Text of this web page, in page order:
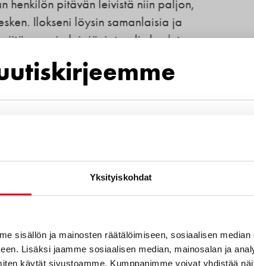
Yksityiskohdat
sisällön ja mainosten räätälöimiseen, sosiaalisen
Lisäksi jaamme sosiaalisen median, mainosalan ja
käytät sivustoamme. Kumppanimme voivat yhdistää
niin paljon,
samanlaisia ja
jota olin koulutus
oli ihan
lähin